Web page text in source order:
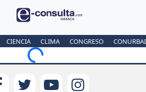
CIENCIA CLIMA CONGRESO
Loading...